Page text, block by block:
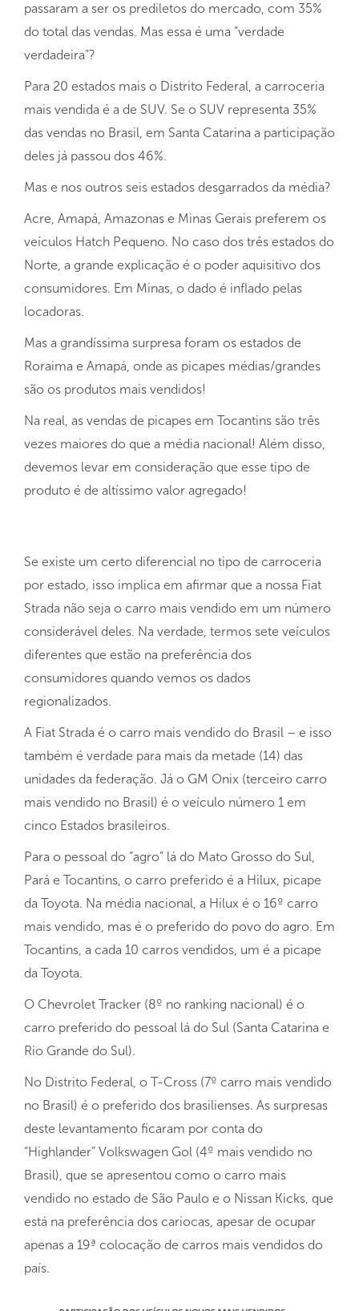
passaram a ser os prediletos do mercado, com 35%
do total das vendas. Mas essa é uma “verdade
verdadeira”?
Para 20 estados mais o Distrito Federal, a carroceria
mais vendida é a de SUV. Se o SUV representa 35%
das vendas no Brasil, em Santa Catarina a participação
deles já passou dos 46%.
Mas e nos outros seis estados desgarrados da média?
Acre, Amapá, Amazonas e Minas Gerais preferem os
veículos Hatch Pequeno. No caso dos três estados do
Norte, a grande explicação é o poder aquisitivo dos
consumidores. Em Minas, o dado é inflado pelas
locadoras.
Mas a grandíssima surpresa foram os estados de
Roraima e Amapá, onde as picapes médias/grandes
são os produtos mais vendidos!
Na real, as vendas de picapes em Tocantins são três
vezes maiores do que a média nacional! Além disso,
devemos levar em consideração que esse tipo de
produto é de altíssimo valor agregado!
Se existe um certo diferencial no tipo de carroceria
por estado, isso implica em afirmar que a nossa Fiat
Strada não seja o carro mais vendido em um número
considerável deles. Na verdade, termos sete veículos
diferentes que estão na preferência dos
consumidores quando vemos os dados
regionalizados.
A Fiat Strada é o carro mais vendido do Brasil – e isso
também é verdade para mais da metade (14) das
unidades da federação. Já o GM Onix (terceiro carro
mais vendido no Brasil) é o veículo número 1 em
cinco Estados brasileiros.
Para o pessoal do “agro” lá do Mato Grosso do Sul,
Pará e Tocantins, o carro preferido é a Hilux, picape
da Toyota. Na média nacional, a Hilux é o 16º carro
mais vendido, mas é o preferido do povo do agro. Em
Tocantins, a cada 10 carros vendidos, um é a picape
da Toyota.
O Chevrolet Tracker (8º no ranking nacional) é o
carro preferido do pessoal lá do Sul (Santa Catarina e
Rio Grande do Sul).
No Distrito Federal, o T-Cross (7º carro mais vendido
no Brasil) é o preferido dos brasilienses. As surpresas
deste levantamento ficaram por conta do
“Highlander” Volkswagen Gol (4º mais vendido no
Brasil), que se apresentou como o carro mais
vendido no estado de São Paulo e o Nissan Kicks, que
está na preferência dos cariocas, apesar de ocupar
apenas a 19ª colocação de carros mais vendidos do
país.